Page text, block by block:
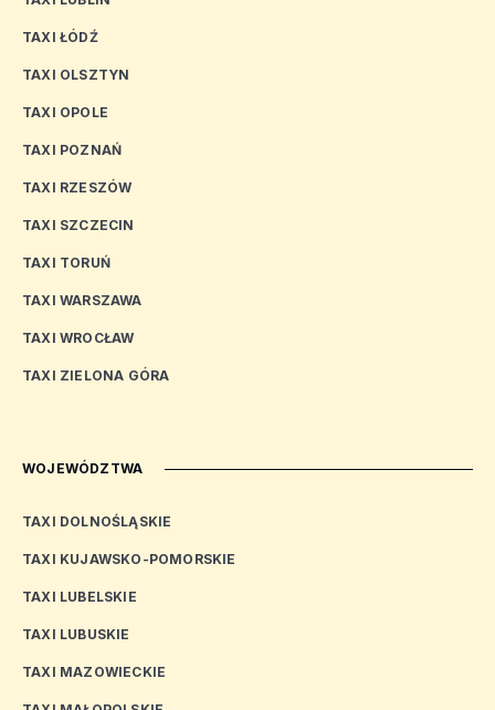
TAXI ŁÓDŹ
TAXI OLSZTYN
TAXI OPOLE
TAXI POZNAŃ
TAXI RZESZÓW
TAXI SZCZECIN
TAXI TORUŃ
TAXI WARSZAWA
TAXI WROCŁAW
TAXI ZIELONA GÓRA
WOJEWÓDZTWA
TAXI DOLNOŚLĄSKIE
TAXI KUJAWSKO-POMORSKIE
TAXI LUBELSKIE
TAXI LUBUSKIE
TAXI MAZOWIECKIE